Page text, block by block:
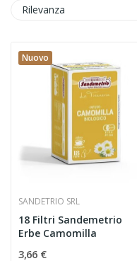
Rilevanza
Nuovo
SANDETRIO SRL
18 Filtri Sandemetrio
Erbe Camomilla
3,66 €